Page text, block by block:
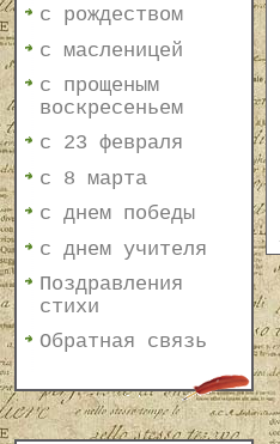
с рождеством
с масленицей
с прощеным
воскресеньем
с 23 февраля
с 8 марта
с днем победы
с днем учителя
Поздравления
стихи
Обратная связь